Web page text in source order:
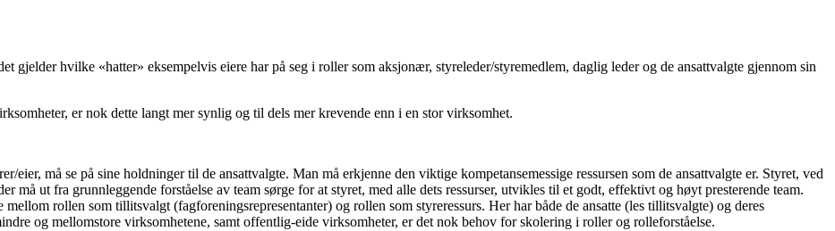
gjelder hvilke «hatter» eksempelvis eiere har på seg i roller som aksjonær, styreleder/styremedlem, daglig leder og de ansattvalgte gjennom sin
er nok dette langt mer synlig og til dels mer krevende enn i en stor virksomhet.
eier, må se på sine holdninger til de ansattvalgte. Man må erkjenne den viktige kompetansemessige ressursen som de ansattvalgte er. Styret, ved
må ut fra grunnleggende forståelse av team sørge for at styret, med alle dets ressurser, utvikles til et godt, effektivt og høyt presterende team.
rollen som tillitsvalgt (fagforeningsrepresentanter) og rollen som styreressurs. Her har både de ansatte (les tillitsvalgte) og deres
og mellomstore virksomhetene, samt offentlig-eide virksomheter, er det nok behov for skolering i roller og rolleforståelse.